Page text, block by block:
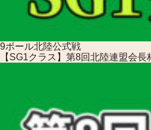
9ボール北陸公式戦
【SG1クラス】第8回北陸連盟会長